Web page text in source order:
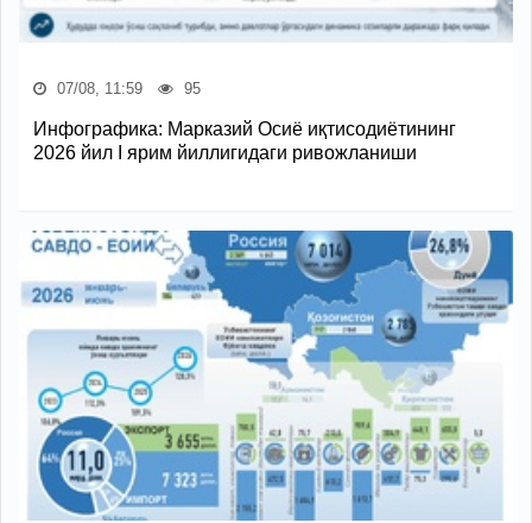
07/08, 11:59 95
Инфографика: Марказий Осиё иқтисодиётининг
2026 йил I ярим йиллигидаги ривожланиши